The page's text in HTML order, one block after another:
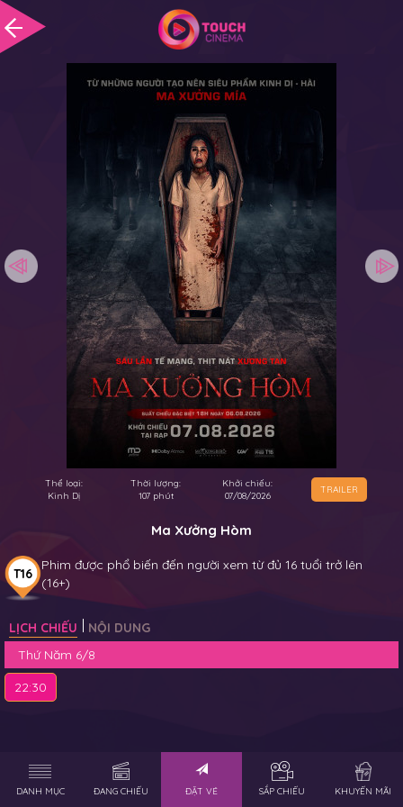
Thể loại:
Kinh Dị
Thời lượng:
107 phút
Khởi chiếu:
07/08/2026
TRAILER
Ma Xưởng Hòm
T16
Phim được phổ biến đến người xem từ đủ 16 tuổi trở lên
(16+)
LỊCH CHIẾU
NỘI DUNG
Thứ Năm 6/8
22:30
DANH MỤC ĐANG CHIẾU ĐẶT VÉ SẮP CHIẾU KHUYẾN MÃI